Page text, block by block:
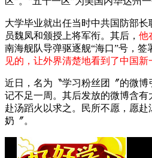
大学毕业就出任当时中共国防部
员魏凤和颁授上将军衔。其后， 他
南海舰队导弹驱逐舰“海口”号，
见的，让外界清楚地看到了中国
近日，名为〝学习粉丝团〞的微博
记不足一周。其后发放的微博含
赴汤蹈火以求之。民所不愿，愿
奶〞。